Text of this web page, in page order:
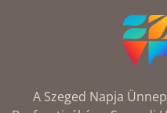
A Szeged Napja